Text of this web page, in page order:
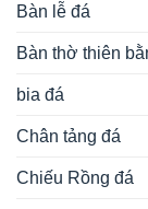
Bàn lễ đá
Bàn thờ thiên
bia đá
Chân tảng đá
Chiếu Rồng đá